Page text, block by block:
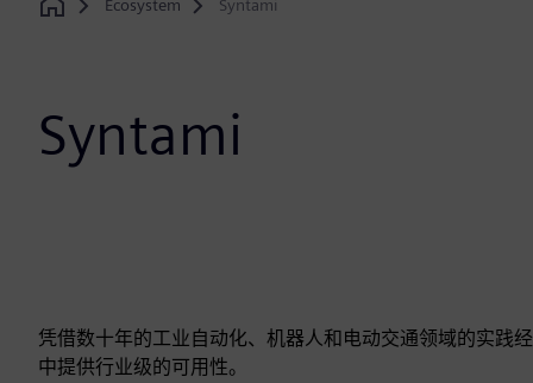
Home
Ecosystem Syntami
Syntami
凭借数十年的工业自动化、机器人和电动交通领域的实践
中提供行业级的可用性。